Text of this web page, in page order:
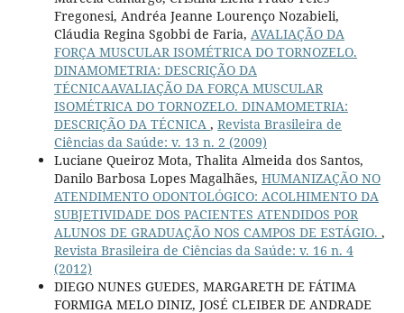
Fregonesi, Andréa Jeanne Lourenço Nozabieli,
Cláudia Regina Sgobbi de Faria, AVALIAÇÃO DA
FORÇA MUSCULAR ISOMÉTRICA DO TORNOZELO.
DINAMOMETRIA: DESCRIÇÃO DA
TÉCNICAAVALIAÇÃO DA FORÇA MUSCULAR
ISOMÉTRICA DO TORNOZELO. DINAMOMETRIA:
DESCRIÇÃO DA TÉCNICA , Revista Brasileira de
Ciências da Saúde: v. 13 n. 2 (2009)
Luciane Queiroz Mota, Thalita Almeida dos Santos,
Danilo Barbosa Lopes Magalhães, HUMANIZAÇÃO NO
ATENDIMENTO ODONTOLÓGICO: ACOLHIMENTO DA
SUBJETIVIDADE DOS PACIENTES ATENDIDOS POR
ALUNOS DE GRADUAÇÃO NOS CAMPOS DE ESTÁGIO. ,
Revista Brasileira de Ciências da Saúde: v. 16 n. 4
(2012)
DIEGO NUNES GUEDES, MARGARETH DE FÁTIMA
FORMIGA MELO DINIZ, JOSÉ CLEIBER DE ANDRADE